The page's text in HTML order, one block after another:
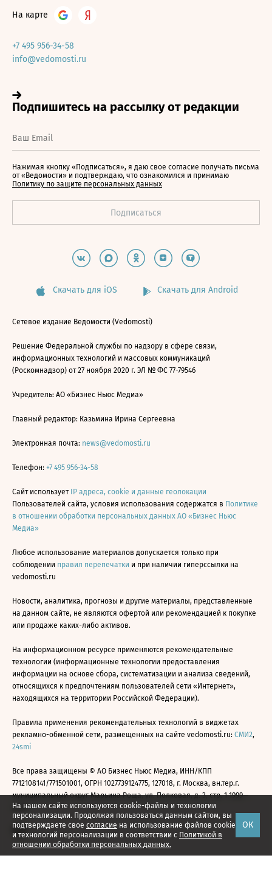
На нашем сайте используются cookie-файлы и технологии
персонализации. Продолжая пользоваться данным сайтом, вы
подтверждаете свое согласие на использование файлов cookie
и технологий персонализации в соответствии с Политикой в
отношении обработки персональных данных.
ОК
На карте
+7 495 956-34-58
info@vedomosti.ru
Нажимая кнопку «Подписаться», я даю свое согласие получать письма
от «Ведомости» и подтверждаю, что ознакомился и принимаю
Политику по защите персональных данных
Скачать для iOS Скачать для Android
Сетевое издание Ведомости (Vedomosti)
Решение Федеральной службы по надзору в сфере связи,
информационных технологий и массовых коммуникаций
(Роскомнадзор) от 27 ноября 2020 г. ЭЛ № ФС 77-79546
Учредитель: АО «Бизнес Ньюс Медиа»
Главный редактор: Казьмина Ирина Сергеевна
Электронная почта: news@vedomosti.ru
Телефон: +7 495 956-34-58
Сайт использует IP адреса, cookie и данные геолокации
Пользователей сайта, условия использования содержатся в Политике
в отношении обработки персональных данных АО «Бизнес Ньюс
Медиа»
Любое использование материалов допускается только при
соблюдении правил перепечатки и при наличии гиперссылки на
vedomosti.ru
Новости, аналитика, прогнозы и другие материалы, представленные
на данном сайте, не являются офертой или рекомендацией к покупке
или продаже каких-либо активов.
На информационном ресурсе применяются рекомендательные
технологии (информационные технологии предоставления
информации на основе сбора, систематизации и анализа сведений,
относящихся к предпочтениям пользователей сети «Интернет»,
находящихся на территории Российской Федерации).
Правила применения рекомендательных технологий в виджетах
рекламно-обменной сети, размещенных на сайте vedomosti.ru: СМИ2,
24smi
Все права защищены © АО Бизнес Ньюс Медиа, ИНН/КПП
7712108141/771501001, ОГРН 1027739124775, 127018, г. Москва, вн.тер.г.
муниципальный округ Марьина Роща, ул. Полковая, д. 3, стр. 1 1999—
2026